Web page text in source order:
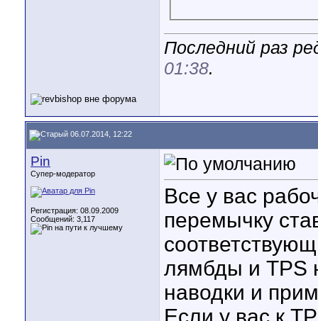
Последний раз
01:38.
06.07.2014, 12:22
Pin
Супер-модератор
Регистрация: 08.09.2009
Сообщений: 3,117
Все у вас
перемычку
лямбды и TPS
наводки и